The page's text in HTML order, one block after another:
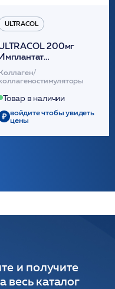
ULTRACOL
200мг
внутридермальный,
на основе
полидиоксанона
Товар в наличии
войдите чтобы увидеть
цены
и получите
весь каталог